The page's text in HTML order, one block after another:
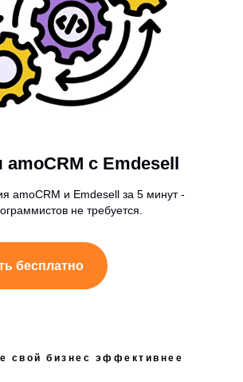
amoCRM с Emdesell
amoCRM и Emdesell за 5 минут -
не требуется.
бесплатно
свой бизнес эффективнее